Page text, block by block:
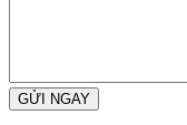
GỬI NGAY